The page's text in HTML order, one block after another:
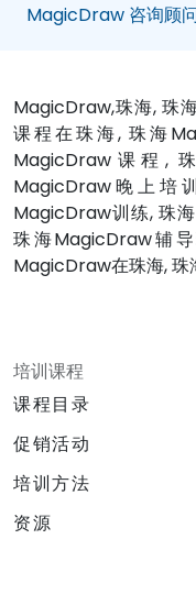
MagicDraw 咨询顾
MagicDraw,珠海, 珠
课程在珠海, 珠海
MagicDraw课程,
MagicDraw晚上培
MagicDraw训练, 珠
珠海MagicDraw辅
MagicDraw在珠海,
培训课程
课程目录
促销活动
培训方法
资源